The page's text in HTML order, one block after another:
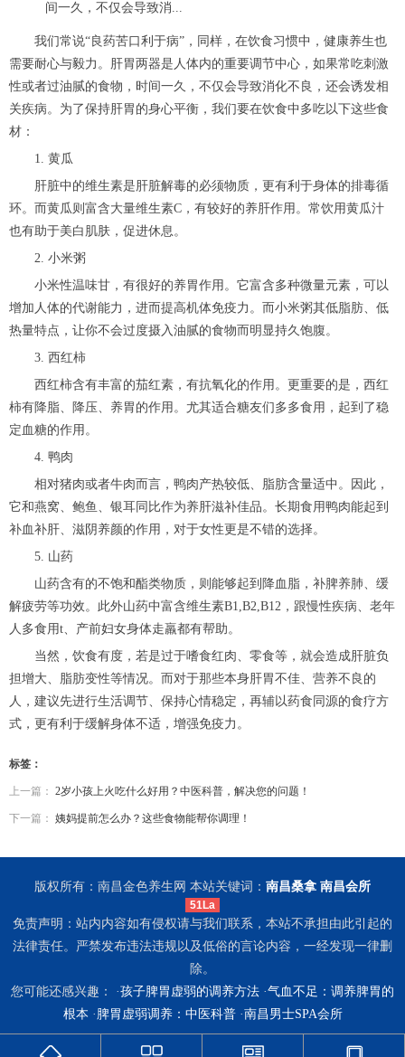
间一久，不仅会导致消...
我们常说“良药苦口利于病”，同样，在饮食习惯中，健康养生也
需要耐心与毅力。肝胃两器是人体内的重要调节中心，如果常吃刺激
性或者过油腻的食物，时间一久，不仅会导致消化不良，还会诱发相
关疾病。为了保持肝胃的身心平衡，我们要在饮食中多吃以下这些食
材：
1. 黄瓜
肝脏中的维生素是肝脏解毒的必须物质，更有利于身体的排毒循
环。而黄瓜则富含大量维生素C，有较好的养肝作用。常饮用黄瓜汁
也有助于美白肌肤，促进休息。
2. 小米粥
小米性温味甘，有很好的养胃作用。它富含多种微量元素，可以
增加人体的代谢能力，进而提高机体免疫力。而小米粥其低脂肪、低
热量特点，让你不会过度摄入油腻的食物而明显持久饱腹。
3. 西红柿
西红柿含有丰富的茄红素，有抗氧化的作用。更重要的是，西红
柿有降脂、降压、养胃的作用。尤其适合糖友们多多食用，起到了稳
定血糖的作用。
4. 鸭肉
相对猪肉或者牛肉而言，鸭肉产热较低、脂肪含量适中。因此，
它和燕窝、鲍鱼、银耳同比作为养肝滋补佳品。长期食用鸭肉能起到
补血补肝、滋阴养颜的作用，对于女性更是不错的选择。
5. 山药
山药含有的不饱和酯类物质，则能够起到降血脂，补脾养肺、缓
解疲劳等功效。此外山药中富含维生素B1,B2,B12，跟慢性疾病、老年
人多食用t、产前妇女身体走羸都有帮助。
当然，饮食有度，若是过于嗜食红肉、零食等，就会造成肝脏负
担增大、脂肪变性等情况。而对于那些本身肝胃不佳、营养不良的
人，建议先进行生活调节、保持心情稳定，再辅以药食同源的食疗方
式，更有利于缓解身体不适，增强免疫力。
标签：
上一篇： 2岁小孩上火吃什么好用？中医科普，解决您的问题！
下一篇： 姨妈提前怎么办？这些食物能帮你调理！
版权所有：南昌金色养生网 本站关键词： 南昌桑拿 南昌会所
51La
免责声明：站内内容如有侵权请与我们联系，本站不承担由此引起的
法律责任。严禁发布违法违规以及低俗的言论内容，一经发现一律删
除。
您可能还感兴趣： ·孩子脾胃虚弱的调养方法 ·气血不足：调养脾胃的
根本 · 脾胃虚弱调养：中医科普·南昌男士SPA会所